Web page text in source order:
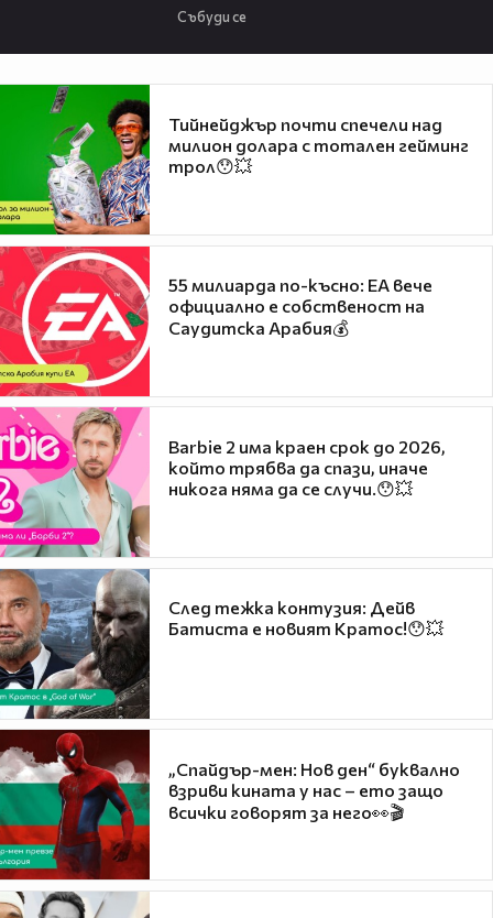
Събуди се
Тийнейджър почти спечели над
милион долара с тотален гейминг
трол😯💥
55 милиарда по-късно: EA вече
официално е собственост на
Саудитска Арабия💰
Barbie 2 има краен срок до 2026,
който трябва да спази, иначе
никога няма да се случи.😯💥
След тежка контузия: Дейв
Батиста е новият Кратос!😯💥
„Спайдър-мен: Нов ден“ буквално
взриви кината у нас – ето защо
всички говорят за него👀🎬